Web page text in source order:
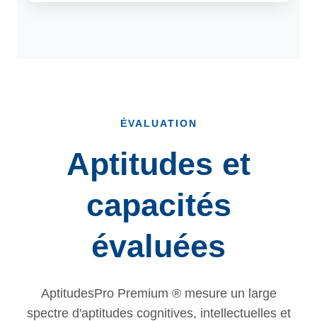
ÉVALUATION
Aptitudes et
capacités
évaluées
AptitudesPro Premium ® mesure un large
spectre d'aptitudes cognitives, intellectuelles et